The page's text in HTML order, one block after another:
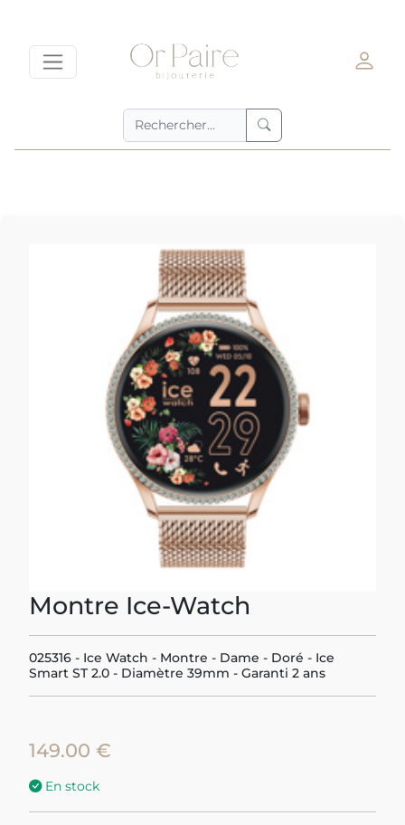
Previous
Montre Ice-Watch
025316 - Ice Watch - Montre - Dame - Doré - Ice
Smart ST 2.0 - Diamètre 39mm - Garanti 2 ans
149.00 €
En stock